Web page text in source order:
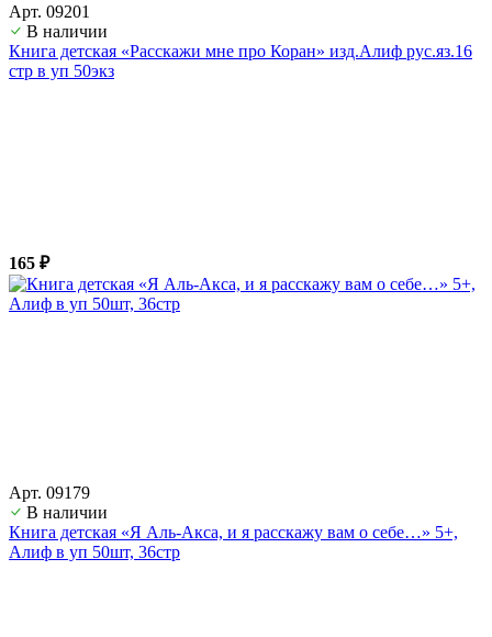
Арт. 09201
В наличии
Книга детская «Расскажи мне про Коран» изд.Алиф рус.яз.16
стр в уп 50экз
165 ₽
Арт. 09179
В наличии
Книга детская «Я Аль-Акса, и я расскажу вам о себе…» 5+,
Алиф в уп 50шт, 36стр